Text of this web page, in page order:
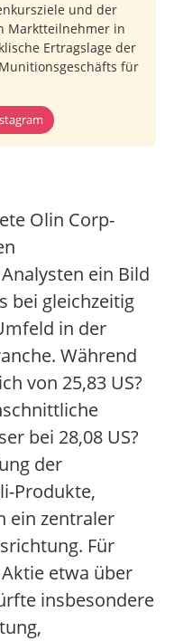
und der
Marktteilnehmer in
Ertragslage der
für
Olin Corp-
ein Bild
bei gleichzeitig
in der
Während
von 25,83 US?
bei 28,08 US?
der
Produkte,
ein zentraler
Für
etwa über
insbesondere